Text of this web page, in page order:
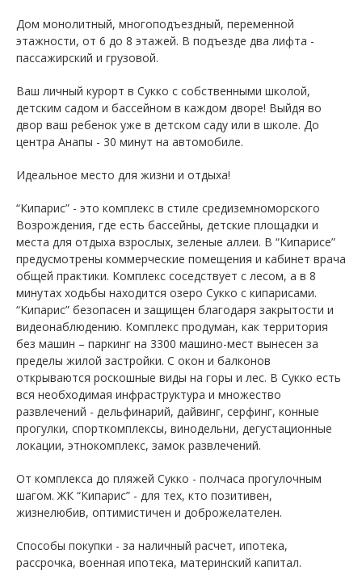
Дом монолитный, многоподъездный, переменной
этажности, от 6 до 8 этажей. B подъезде два лифта -
пассажирский и грузовой.
Ваш личный курорт в Сукко с собственными школой,
детским садом и бассейном в каждом дворе! Выйдя во
двор ваш ребенок уже в детском саду или в школе. До
центра Анапы - 30 минут на автомобиле.
Идеальное место для жизни и отдыха!
“Кипарис” - это комплекс в стиле средиземноморского
Возрождения, где есть бассейны, детские площадки и
места для отдыха взрослых, зеленые аллеи. В “Кипарисе”
предусмотрены коммерческие помещения и кабинет врача
общей практики. Комплекс соседствует с лесом, а в 8
минутах ходьбы находится озеро Сукко с кипарисами.
“Кипарис” безопасен и защищен благодаря закрытости и
видеонаблюдению. Комплекс продуман, как территория
без машин – паркинг на 3300 машино-мест вынесен за
пределы жилой застройки. С окон и балконов
открываются роскошные виды на горы и лес. В Сукко есть
вся необходимая инфраструктура и множество
развлечений - дельфинарий, дайвинг, серфинг, конные
прогулки, спорткомплексы, винодельни, дегустационные
локации, этнокомплекс, замок развлечений.
От комплекса до пляжей Сукко - полчаса прогулочным
шагом. ЖК “Кипарис” - для тех, кто позитивен,
жизнелюбив, оптимистичен и доброжелателен.
Способы покупки - за наличный расчет, ипотека,
рассрочка, военная ипотека, материнский капитал.